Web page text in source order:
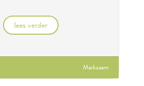
lees verder
Marksaam